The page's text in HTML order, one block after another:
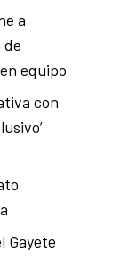
a
de
equipo
con
Gayete